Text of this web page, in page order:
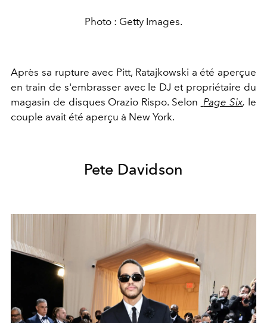
Photo : Getty Images.
Après sa rupture avec Pitt, Ratajkowski a été aperçue
en train de s'embrasser avec le DJ et propriétaire du
magasin de disques Orazio Rispo. Selon Page Six, le
couple avait été aperçu à New York.
Pete Davidson